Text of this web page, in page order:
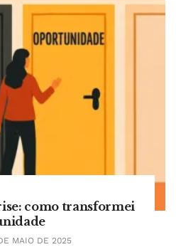
como transformei
MAIO DE 2025